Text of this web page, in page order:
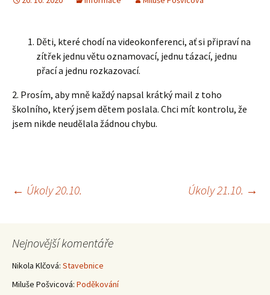
Děti, které chodí na videokonferenci, ať si připraví na
zítřek jednu větu oznamovací, jednu tázací, jednu
přací a jednu rozkazovací.
2. Prosím, aby mně každý napsal krátký mail z toho
školního, který jsem dětem poslala. Chci mít kontrolu, že
jsem nikde neudělala žádnou chybu.
Navigace
pro
příspěvky
← Úkoly 20.10. Úkoly 21.10. →
Nejnovější komentáře
Nikola Klčová: Stavebnice
Miluše Pošvicová: Poděkování